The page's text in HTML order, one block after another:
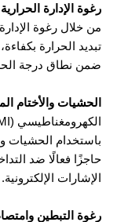
رغوة الإدارة الحرارية
من خلال رغوة
تبديد الحرارة
ضمن نطاق درجة
الحشيات والأختام
باستخدام الحشيات
حاجزًا فعالًا ضد
الإشارات الإلكترونية.
رغوة التبطين